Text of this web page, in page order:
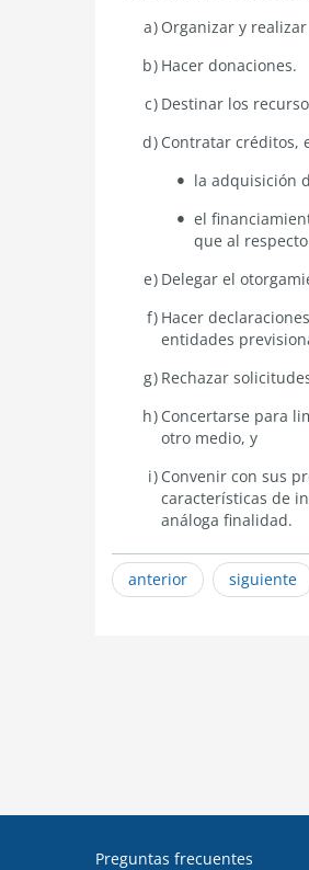
PROHIBICIONES
Organizar y
Hacer donaciones.
Destinar los
Contratar créditos,
la adquisición
el
que al
Delegar el
Hacer
entidades
Rechazar
Concertarse para
otro medio, y
Convenir con sus
características de
análoga finalidad.
anterior siguiente
Preguntas frecuentes